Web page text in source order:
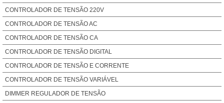
CONTROLADOR DE TENSÃO 220V
CONTROLADOR DE TENSÃO AC
CONTROLADOR DE TENSÃO CA
CONTROLADOR DE TENSÃO DIGITAL
CONTROLADOR DE TENSÃO E CORRENTE
CONTROLADOR DE TENSÃO VARIÁVEL
DIMMER REGULADOR DE TENSÃO